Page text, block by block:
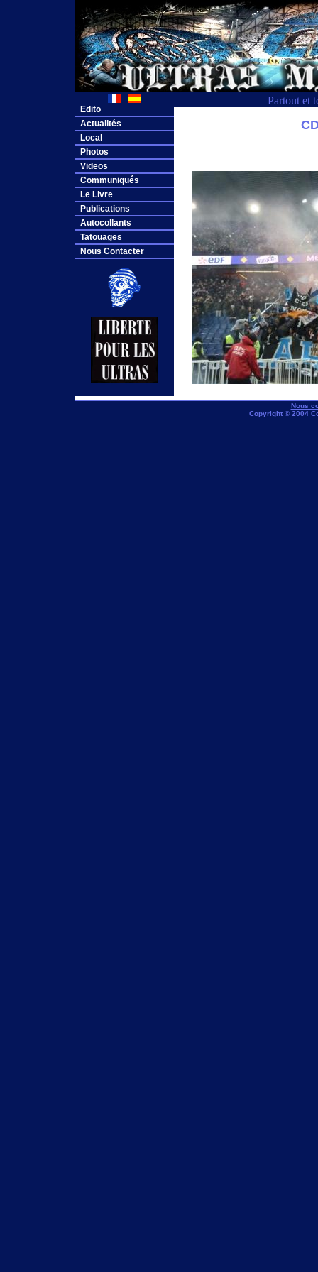
Partout et
Edito
Actualités
Local
Photos
Videos
Communiqués
Le Livre
Publications
Autocollants
Tatouages
Nous Contacter
Nous
Copyright © 2004